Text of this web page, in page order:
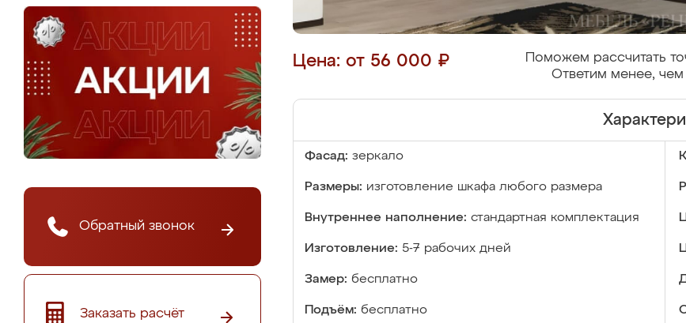
Обратный звонок
Заказать расчёт
Цена: от 56 000 ₽
Поможем рассчитать
Ответим менее, чем
Фасад: зеркало
Размеры: изготовление шкафа любого размера
Внутреннее наполнение: стандартная комплектация
Изготовление: 5-7 рабочих дней
Замер: бесплатно
Подъём: бесплатно